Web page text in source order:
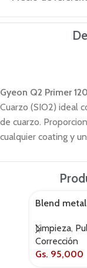
Gyeon Q2 Primer
Cuarzo (SIO2) ideal
de cuarzo.
cualquier coating y
Blend
Limpieza,
Corrección
Gs. 95,000